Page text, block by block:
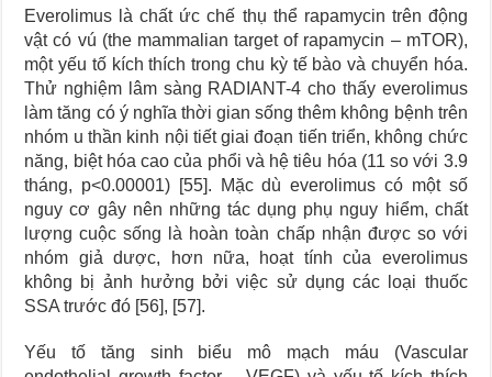
Everolimus là chất ức chế thụ thể rapamycin trên động
vật có vú (the mammalian target of rapamycin – mTOR),
một yếu tố kích thích trong chu kỳ tế bào và chuyển hóa.
Thử nghiệm lâm sàng RADIANT-4 cho thấy everolimus
làm tăng có ý nghĩa thời gian sống thêm không bệnh trên
nhóm u thần kinh nội tiết giai đoạn tiến triển, không chức
năng, biệt hóa cao của phổi và hệ tiêu hóa (11 so với 3.9
tháng, p<0.00001) [55]. Mặc dù everolimus có một số
nguy cơ gây nên những tác dụng phụ nguy hiểm, chất
lượng cuộc sống là hoàn toàn chấp nhận được so với
nhóm giả dược, hơn nữa, hoạt tính của everolimus
không bị ảnh hưởng bởi việc sử dụng các loại thuốc
SSA trước đó [56], [57].
Yếu tố tăng sinh biểu mô mạch máu (Vascular